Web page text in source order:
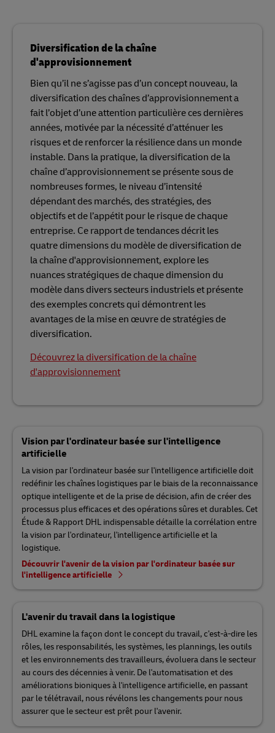
Diversification de la chaîne
d'approvisionnement
Bien qu’il ne s’agisse pas d’un concept nouveau, la
diversification des chaînes d’approvisionnement a
fait l’objet d’une attention particulière ces dernières
années, motivée par la nécessité d’atténuer les
risques et de renforcer la résilience dans un monde
instable. Dans la pratique, la diversification de la
chaîne d’approvisionnement se présente sous de
nombreuses formes, le niveau d’intensité
dépendant des marchés, des stratégies, des
objectifs et de l’appétit pour le risque de chaque
entreprise. Ce rapport de tendances décrit les
quatre dimensions du modèle de diversification de
la chaîne d'approvisionnement, explore les
nuances stratégiques de chaque dimension du
modèle dans divers secteurs industriels et présente
des exemples concrets qui démontrent les
avantages de la mise en œuvre de stratégies de
diversification.
Découvrez la diversification de la chaîne
d'approvisionnement
Vision par l'ordinateur basée sur l'intelligence
artificielle
La vision par l'ordinateur basée sur l'intelligence artificielle doit
redéfinir les chaînes logistiques par le biais de la reconnaissance
optique intelligente et de la prise de décision, afin de créer des
processus plus efficaces et des opérations sûres et durables. Cet
Étude & Rapport DHL indispensable détaille la corrélation entre
la vision par l'ordinateur, l'intelligence artificielle et la
logistique.
Découvrir l'avenir de la vision par l'ordinateur basée sur
l'intelligence artificielle
L'avenir du travail dans la logistique
DHL examine la façon dont le concept du travail, c'est-à-dire les
rôles, les responsabilités, les systèmes, les plannings, les outils
et les environnements des travailleurs, évoluera dans le secteur
au cours des décennies à venir. De l'automatisation et des
améliorations bioniques à l'intelligence artificielle, en passant
par le télétravail, nous révélons les changements pour nous
assurer que le secteur est prêt pour l'avenir.